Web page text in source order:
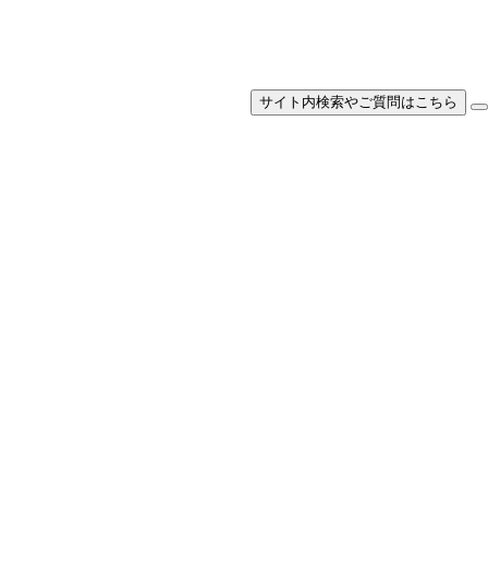
サイト内検索やご質問はこちら